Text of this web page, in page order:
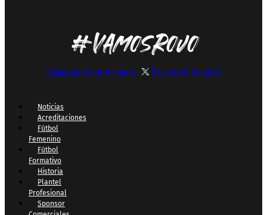
#VamosRojo
Instagram Icon-twitter-x FacebookYoutube
Noticias
Acreditaciones
Fútbol
Femenino
Fútbol
Formativo
Historia
Plantel
Profesional
Sponsor